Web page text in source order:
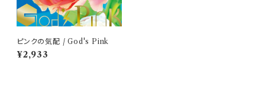
ピンクの気配 / God's Pink
¥2,933